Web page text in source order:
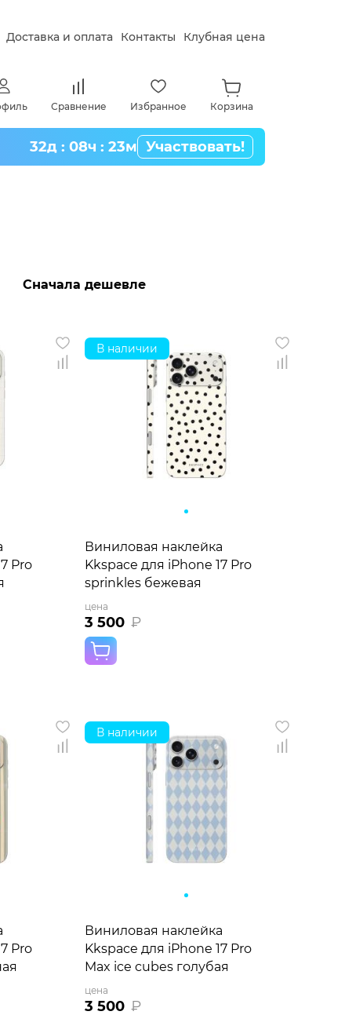
Доставка и оплата Контакты Клубная цена
Сравнение Избранное Корзина
32д : 08ч : 23м Участвовать!
Сначала дешевле
Pro
В наличии
Виниловая наклейка
Kkspace для iPhone 17 Pro
sprinkles бежевая
цена
3 500 ₽
Pro
В наличии
Виниловая наклейка
Kkspace для iPhone 17 Pro
Max ice cubes голубая
цена
3 500 ₽